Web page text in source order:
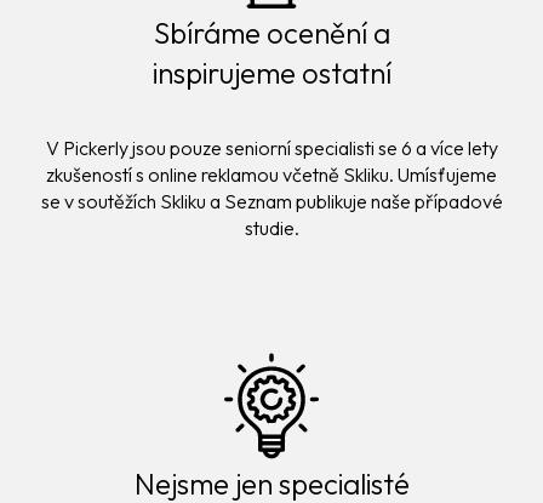
Sbíráme ocenění a
inspirujeme ostatní
V Pickerly jsou pouze seniorní specialisti se 6 a více lety
zkušeností s online reklamou včetně Skliku. Umísťujeme
se v soutěžích Skliku a Seznam publikuje naše případové
studie.
Nejsme jen specialisté